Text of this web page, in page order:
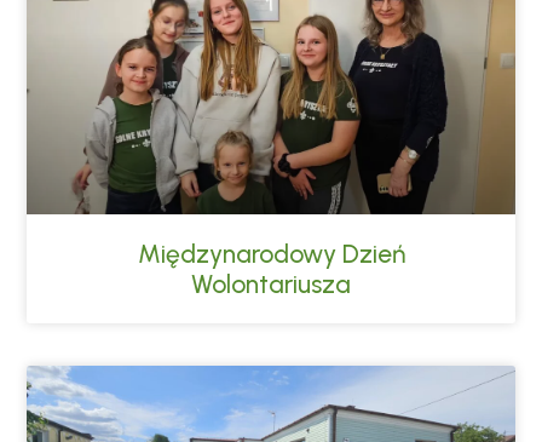
Międzynarodowy Dzień
Wolontariusza